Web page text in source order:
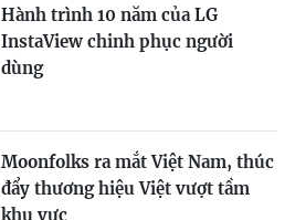
Hành trình 10 năm của LG
InstaView chinh phục người
dùng
Moonfolks ra mắt Việt Nam, thúc
đẩy thương hiệu Việt vượt tầm
khu vực